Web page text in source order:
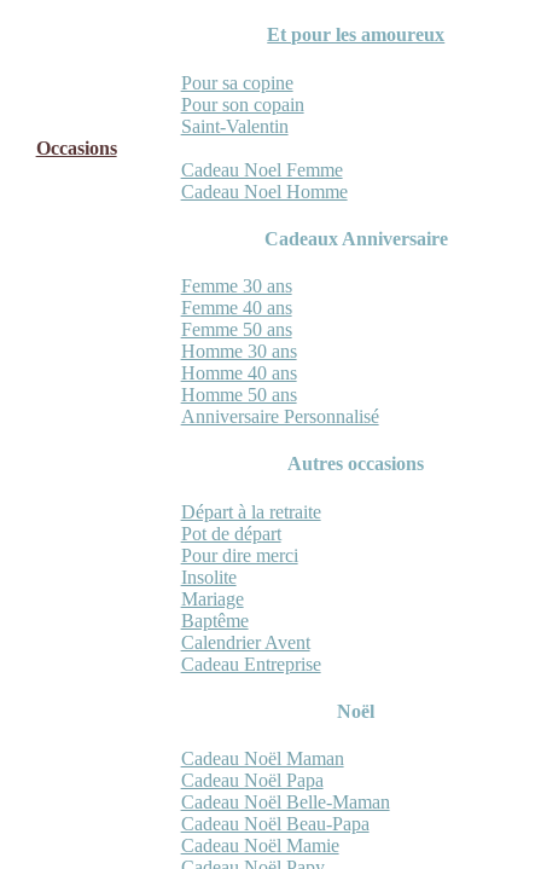
Et pour les amoureux
Pour sa copine
Pour son copain
Saint-Valentin
Occasions
Cadeau Noel Femme
Cadeau Noel Homme
Cadeaux Anniversaire
Femme 30 ans
Femme 40 ans
Femme 50 ans
Homme 30 ans
Homme 40 ans
Homme 50 ans
Anniversaire Personnalisé
Autres occasions
Départ à la retraite
Pot de départ
Pour dire merci
Insolite
Mariage
Baptême
Calendrier Avent
Cadeau Entreprise
Noël
Cadeau Noël Maman
Cadeau Noël Papa
Cadeau Noël Belle-Maman
Cadeau Noël Beau-Papa
Cadeau Noël Mamie